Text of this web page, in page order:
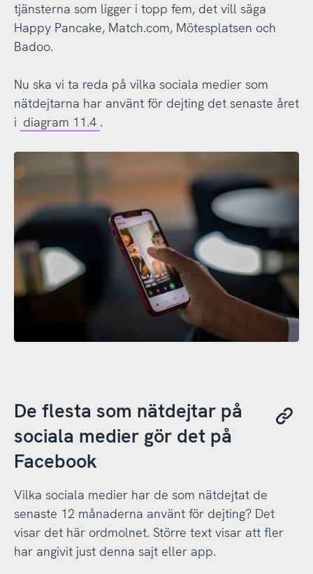
tjänsterna som ligger i topp fem, det vill säga
Happy Pancake, Match.com, Mötesplatsen och
Badoo.
Nu ska vi ta reda på vilka sociala medier som
nätdejtarna har använt för dejting det senaste året
i diagram 11.4 .
De flesta som nätdejtar på
sociala medier gör det på
Facebook
Vilka sociala medier har de som nätdejtat de
senaste 12 månaderna använt för dejting? Det
visar det här ordmolnet. Större text visar att fler
har angivit just denna sajt eller app.